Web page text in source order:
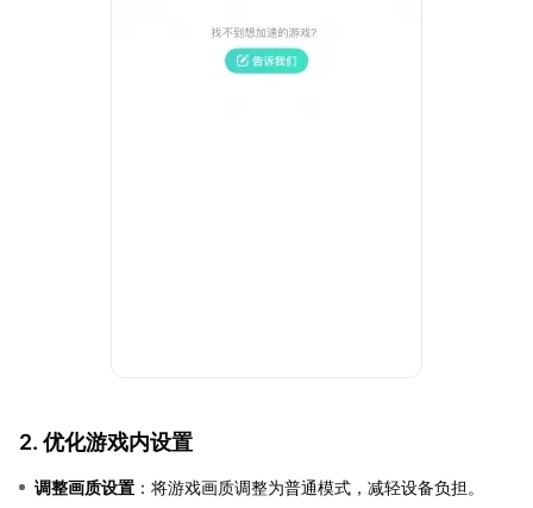
2. 优化游戏内设置
调整画质设置 ：将游戏画质调整为普通模式，减轻设备负担。